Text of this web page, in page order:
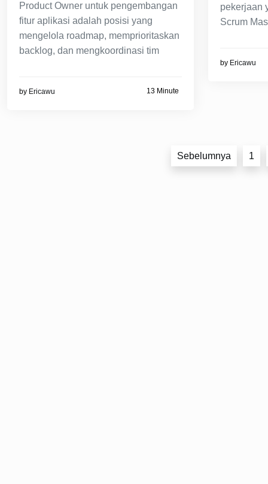
pekerjaan
Scrum
by Ericawu
Product Owner untuk pengembangan
fitur aplikasi adalah posisi yang
mengelola roadmap, memprioritaskan
backlog, dan mengkoordinasi tim
by Ericawu 13 Minute
Sebelumnya 1